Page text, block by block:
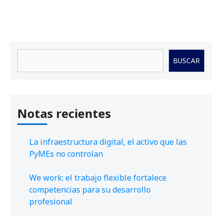
BUSCAR
Notas recientes
La infraestructura digital, el activo que las
PyMEs no controlan
We work: el trabajo flexible fortalece
competencias para su desarrollo
profesional